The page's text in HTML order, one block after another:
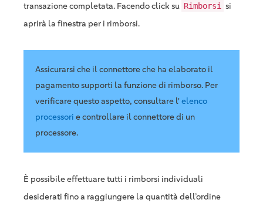
transazione completata. Facendo click su Rimborsi
si
aprirà la finestra per i rimborsi.
Assicurarsi che il connettore che ha elaborato il
pagamento supporti la funzione di rimborso. Per
verificare questo aspetto, consultare l'elenco
processori e controllare il connettore di un
processore.
È possibile effettuare tutti i rimborsi individuali
desiderati fino a raggiungere la quantità dell’ordine